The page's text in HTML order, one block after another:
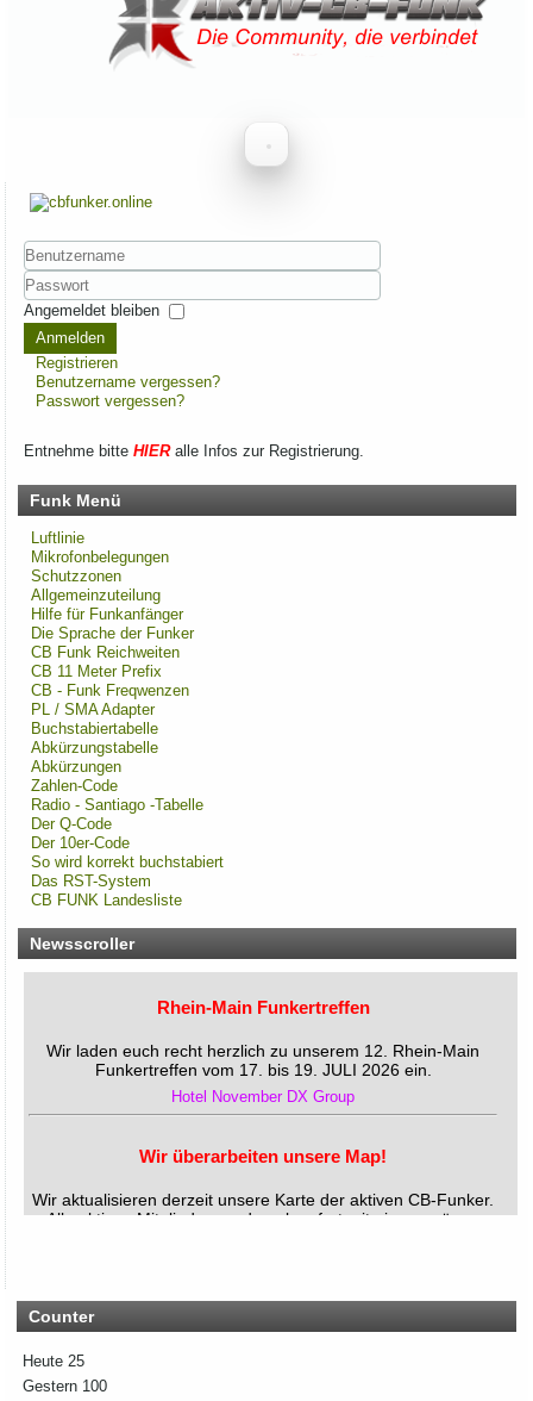
Benutzername
Passwort
Angemeldet bleiben
Anmelden
Registrieren
Benutzername vergessen?
Passwort vergessen?
Entnehme bitte HIERalle Infos zur Registrierung.
Funk Menü
Luftlinie
Mikrofonbelegungen
Schutzzonen
Allgemeinzuteilung
Hilfe für Funkanfänger
Die Sprache der Funker
CB Funk Reichweiten
CB 11 Meter Prefix
CB - Funk Freqwenzen
PL / SMA Adapter
Buchstabiertabelle
Abkürzungstabelle
Abkürzungen
Zahlen-Code
Radio - Santiago -Tabelle
Der Q-Code
Der 10er-Code
So wird korrekt buchstabiert
Das RST-System
CB FUNK Landesliste
Newsscroller
Funkertreffen vom 17. bis 19. JULI 2026 ein.
Hotel November DX Group
Alle aktiven Mitglieder werden ab sofort mit einem grünen
Symbol markiert.
Bitte hab ein wenig Geduld, wenn die Umsetzung nicht immer
Counter
Heute25
Gestern 100